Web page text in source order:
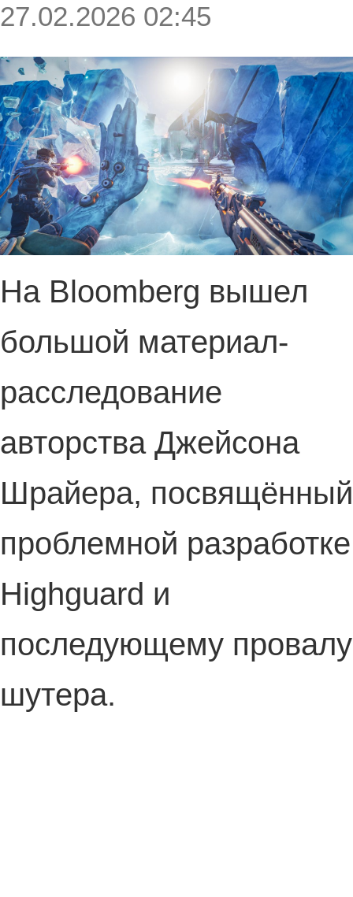
27.02.2026 02:45
На Bloomberg вышел
большой материал-
расследование
авторства Джейсона
Шрайера, посвящённый
проблемной разработке
Highguard и
последующему провалу
шутера.